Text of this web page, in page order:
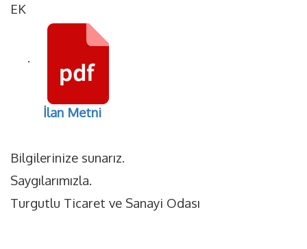
EK
·
İlan Metni
Bilgilerinize sunarız.
Saygılarımızla.
Turgutlu Ticaret ve Sanayi Odası